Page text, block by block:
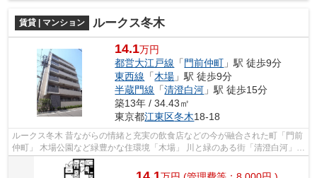
賃貸 | マンション ルークス冬木
14.1万円
都営大江戸線 「 門前仲町 」駅 徒歩9分
東西線 「木場 」駅 徒歩9分
半蔵門線 「清澄白河 」駅 徒歩15分
築13年 / 34.43㎡
東京都江東区冬木18-18
ルークス冬木 昔ながらの情緒と充実の飲食店などの今が融合された町「門前
仲町」 木場公園など緑豊かな住環境「木場」 川と緑のある街「清澄白河」
このエリアは、都心でありながら...